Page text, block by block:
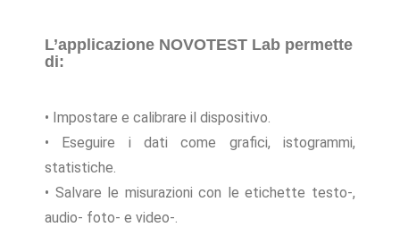
L’applicazione NOVOTEST Lab permette
di:
• Impostare e calibrare il dispositivo.
• Eseguire i dati come grafici, istogrammi,
statistiche.
• Salvare le misurazioni con le etichette testo-,
audio- foto- e video-.